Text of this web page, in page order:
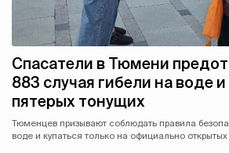
Спасатели в Тюмени
883 случая гибели на воде
пятерых тонущих
Тюменцев призывают соблюдать правила
воде и купаться только на официально